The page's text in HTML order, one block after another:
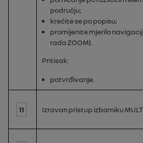
području;
krećite se po popisu;
promijenite mjerilo
radaZOOM).
Pritisak:
potvrđivanje.
11 Izravan pristup izborniku